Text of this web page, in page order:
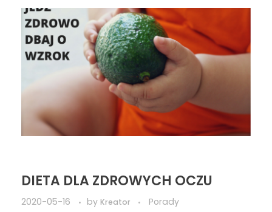
DIETA DLA ZDROWYCH OCZU
2020-05-16 by Kreator Porady